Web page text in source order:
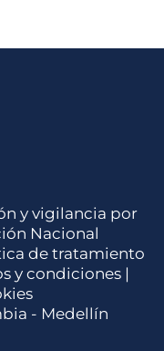
y vigilancia por
Nacional
de tratamiento
y condiciones |
- Medellín